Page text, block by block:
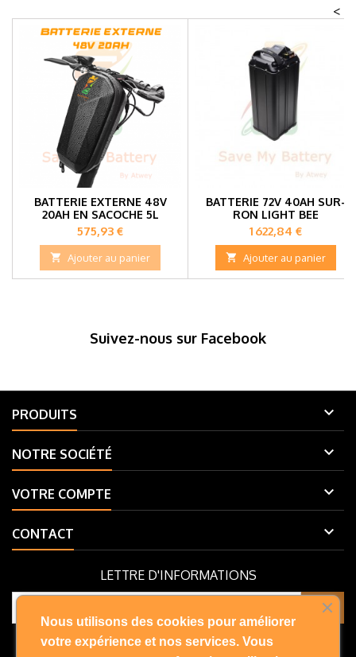
<
BATTERIE EXTERNE 48V
20AH EN SACOCHE 5L
Prix
575,93 €
 Ajouter au panier
BATTERIE 72V 40AH SUR-
RON LIGHT BEE
Prix
1 622,84 €
 Ajouter au panier
Suivez-nous sur Facebook
PRODUITS 
NOTRE SOCIÉTÉ 
VOTRE COMPTE 
CONTACT 
LETTRE D'INFORMATIONS
Vous pouvez vous désinscrire à tout moment. Vous trouverez pour
cela nos informations de contact dans les conditions d'utilisation du
Nous utilisons des cookies pour améliorer
votre expérience et nos services. Vous